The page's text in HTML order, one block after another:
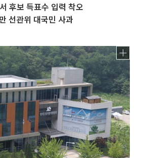
후보 득표수 입력 착오
선관위 대국민 사과